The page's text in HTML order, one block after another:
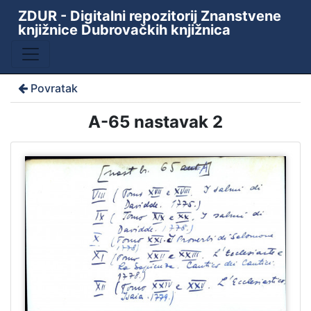
ZDUR - Digitalni repozitorij Znanstvene
knjižnice Dubrovačkih knjižnica
Povratak
A-65 nastavak 2